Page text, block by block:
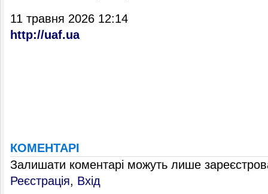
11 травня 2026 12:14
http://uaf.ua
КОМЕНТАРІ
Залишати коментарі можуть лише
Реєстрація, Вхід